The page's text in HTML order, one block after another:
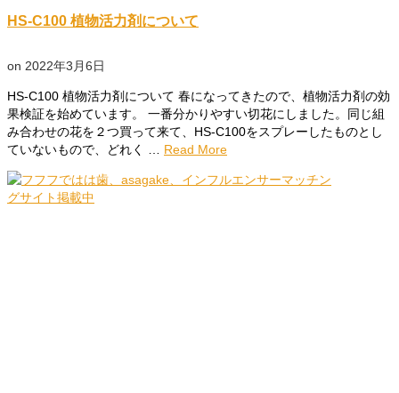
HS-C100 植物活力剤について
on 2022年3月6日
HS-C100 植物活力剤について 春になってきたので、植物活力剤の効
果検証を始めています。 一番分かりやすい切花にしました。同じ組
み合わせの花を２つ買って来て、HS-C100をスプレーしたものとし
ていないもので、どれく … Read More